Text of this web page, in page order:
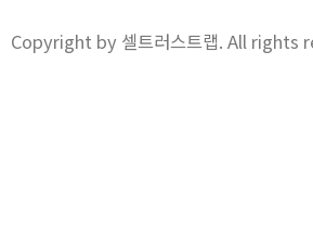
Copyright by 셀트러스트랩. All rights